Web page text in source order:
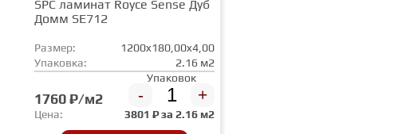
SPC ламинат Royce Sense Дуб
Домм SE712
Размер:
1200x180,00x4,00
Упаковка:
2.16 м2
1760 ₽/м2
Упаковок
- +
Цена: 3801 ₽ за 2.16 м2